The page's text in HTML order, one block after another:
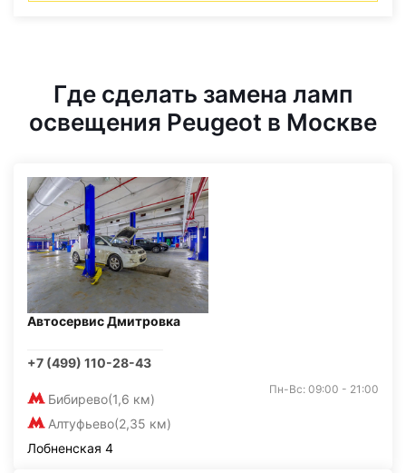
Где сделать замена ламп
освещения Peugeot в Москве
Автосервис Дмитровка
+7 (499) 110-28-43
Бибирево(1,6 км)
Алтуфьево(2,35 км)
Пн-Вс: 09:00 - 21:00
Лобненская 4